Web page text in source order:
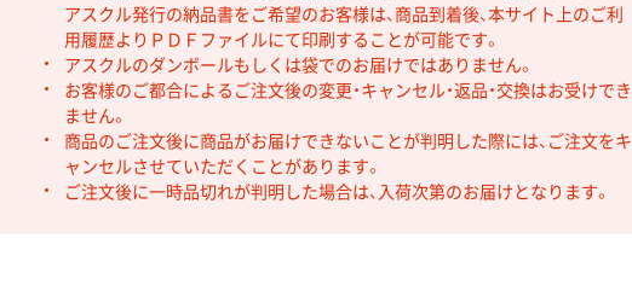
アスクル発行の納品書をご希望のお客様は、商品到着後、本サイト上のご利
用履歴よりＰＤＦファイルにて印刷することが可能です。
アスクルのダンボールもしくは袋でのお届けではありません。
お客様のご都合によるご注文後の変更・キャンセル・返品・交換はお受けでき
ません。
商品のご注文後に商品がお届けできないことが判明した際には、ご注文をキ
ャンセルさせていただくことがあります。
ご注文後に一時品切れが判明した場合は、入荷次第のお届けとなります。